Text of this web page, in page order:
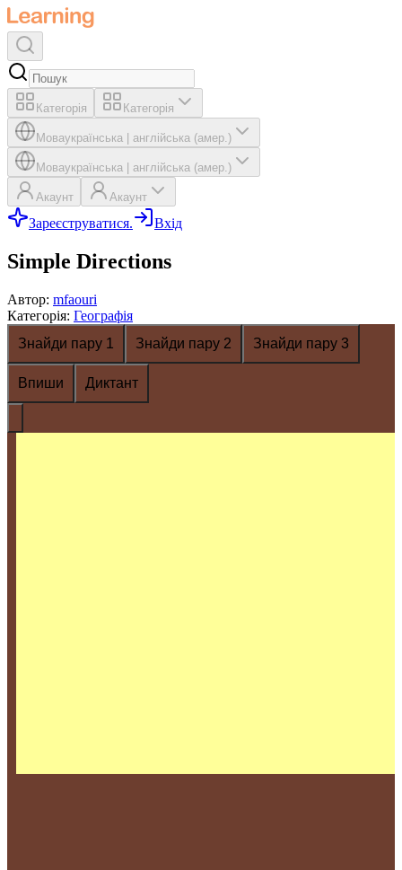
Категорія Категорія
Моваукраїнська англійська (амер.)
Моваукраїнська англійська (амер.)
Акаунт Акаунт
Зареєструватися. Вхід
Simple Directions
Автор: mfaouri
Категорія: Географія
Знайди пару 1
Знайди пару 2 Знайди пару 3
Впиши Диктант